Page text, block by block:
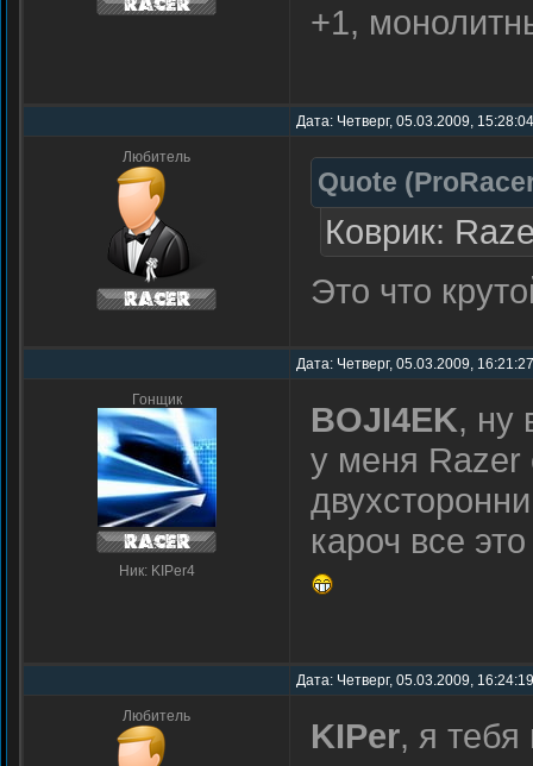
+1,
Дата: Четверг, 05.03.2009,
Любитель
Quote (
Коврик:
Это что
Дата: Четверг, 05.03.2009,
Гонщик
Ник: KIPer4
BOJI4EK, ну
у меня Razer
кароч все
Дата: Четверг, 05.03.2009,
Любитель KIPer, я